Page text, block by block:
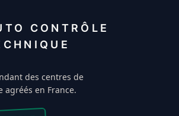
CONTRÔLE
des centres de
en France.